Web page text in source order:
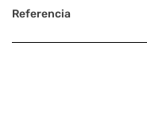
Referencia